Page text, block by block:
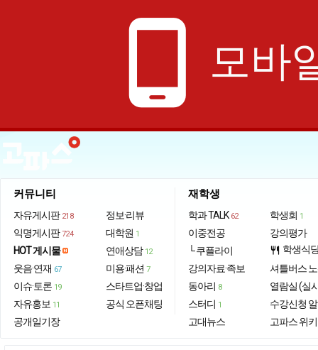
phone_android 모바
커뮤니티
자유게시판 218
익명게시판 724
HOT 게시물
웃음·연재 67
이슈·토론 19
자유홍보 11
공개일기장
정보·리뷰
대학원 1
연애상담 12
미용·패션 7
스타트업·창업
공식 오픈채팅
재학생
학과 TALK 62
이중전공
└ 쿠플라이
강의자료·족보
동아리 8
스터디 1
고대뉴스
학생회 1
강의평가
restaurant 학생식
셔틀버스
열람실 (실
수강신청
고파스 위키